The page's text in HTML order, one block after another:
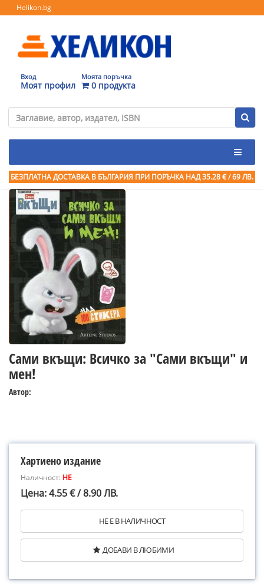
Helikon.bg
Вход
Моят профил
Моята поръчка
0 продукта
БЕЗПЛАТНА ДОСТАВКА В БЪЛГАРИЯ ПРИ ПОРЪЧКА НАД 35.28 € / 69 ЛВ.
Сами вкъщи: Всичко за "Сами вкъщи" и
мен!
Автор:
Хартиено издание
Наличност: НЕ
Цена: 4.55 € / 8.90 ЛВ.
НЕ Е В НАЛИЧНОСТ
ДОБАВИ В ЛЮБИМИ